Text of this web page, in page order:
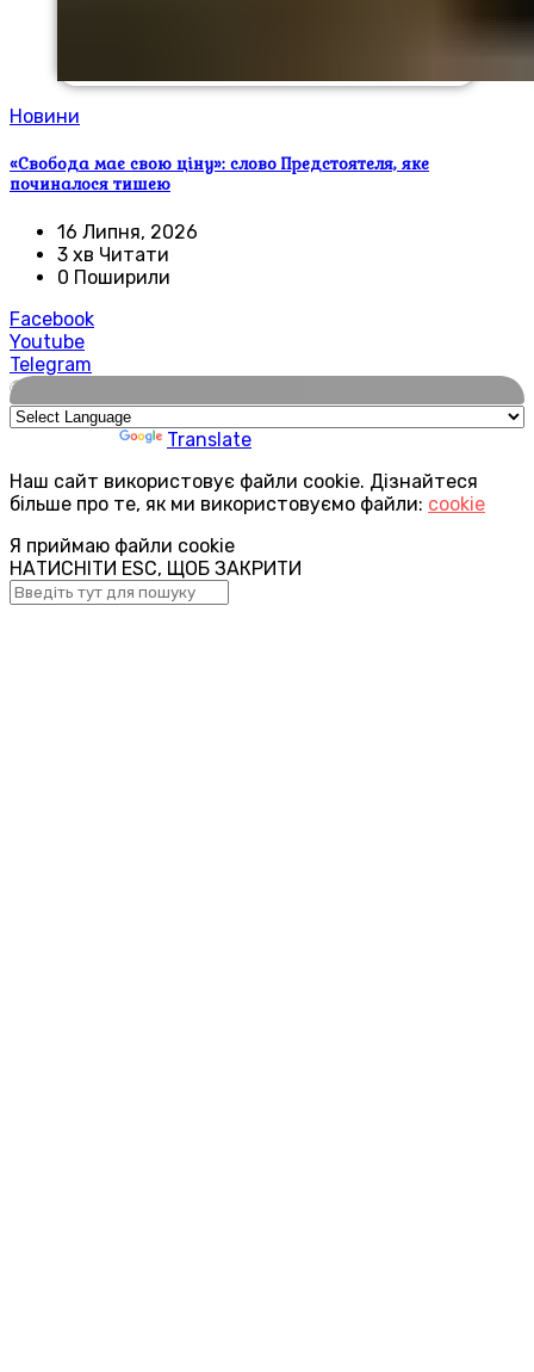
Новини
«Свобода має свою ціну»: слово Предстоятеля, яке
починалося тишею
16 Липня, 2026
3 хв Читати
0 Поширили
Facebook
Youtube
Telegram
🌍
Translate
Наш сайт використовує файли cookie. Дізнайтеся
більше про те, як ми використовуємо файли: cookie
Я приймаю файли cookie
НАТИСНІТИ ESC, ЩОБ ЗАКРИТИ